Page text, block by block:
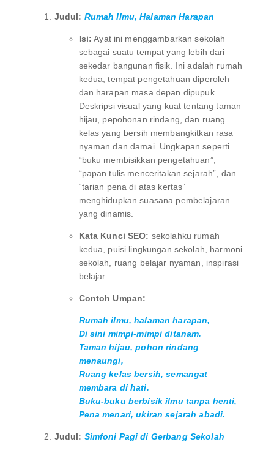
Judul: Rumah Ilmu, Halaman Harapan
Isi: Ayat ini menggambarkan sekolah
sebagai suatu tempat yang lebih dari
sekedar bangunan fisik. Ini adalah rumah
kedua, tempat pengetahuan diperoleh
dan harapan masa depan dipupuk.
Deskripsi visual yang kuat tentang taman
hijau, pepohonan rindang, dan ruang
kelas yang bersih membangkitkan rasa
nyaman dan damai. Ungkapan seperti
“buku membisikkan pengetahuan”,
“papan tulis menceritakan sejarah”, dan
“tarian pena di atas kertas”
menghidupkan suasana pembelajaran
yang dinamis.
Kata Kunci SEO: sekolahku rumah
kedua, puisi lingkungan sekolah, harmoni
sekolah, ruang belajar nyaman, inspirasi
belajar.
Contoh Umpan:
Rumah ilmu, halaman harapan,
Di sini mimpi-mimpi ditanam.
Taman hijau, pohon rindang
menaungi,
Ruang kelas bersih, semangat
membara di hati.
Buku-buku berbisik ilmu tanpa henti,
Pena menari, ukiran sejarah abadi.
Judul: Simfoni Pagi di Gerbang Sekolah